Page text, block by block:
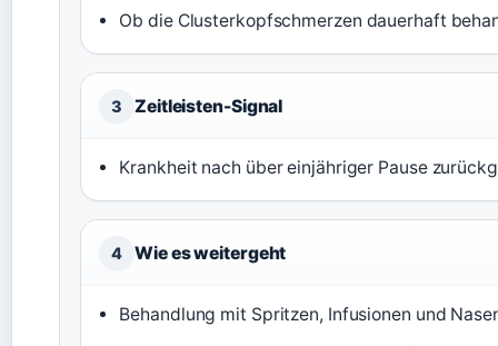
Ob die Clusterkopfschmerzen dauerhaft
3 Zeitleisten-Signal
Krankheit nach über einjähriger Pause
4 Wie es weitergeht
Behandlung mit Spritzen, Infusionen und